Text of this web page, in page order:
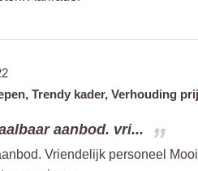
Trendy kader, Verhouding
aanbod. vri...
Vriendelijk personeel